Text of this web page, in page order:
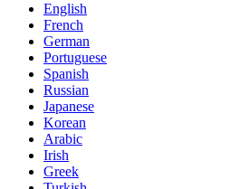
English
French
German
Portuguese
Spanish
Russian
Japanese
Korean
Arabic
Irish
Greek